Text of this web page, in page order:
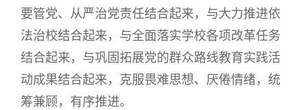
要管党、从严治党责任结合起来，与大力推进依
法治校结合起来，与全面落实学校各项改革任务
结合起来，与巩固拓展党的群众路线教育实践活
动成果结合起来，克服畏难思想、厌倦情绪，统
筹兼顾，有序推进。